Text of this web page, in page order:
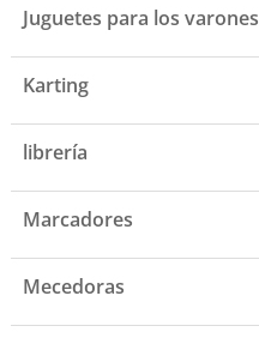
Juguetes para los varones
Karting
librería
Marcadores
Mecedoras